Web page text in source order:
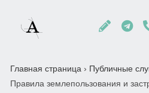
Главная страница › Публичные
Правила землепользования и